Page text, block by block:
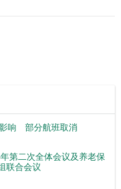
影响 部分航班取消
第二次全体会议及养老保
联合会议